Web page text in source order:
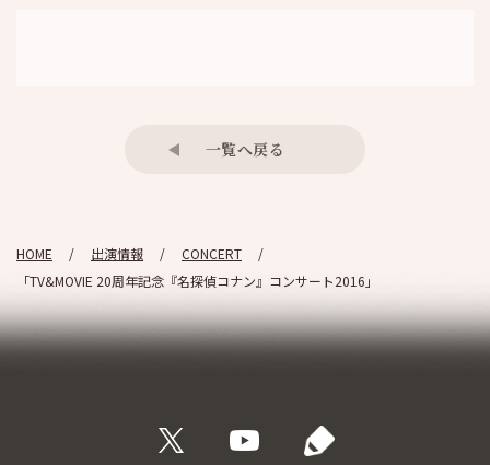
一覧へ戻る
HOME 出演情報
CONCERT
「TV&MOVIE 20周年記念『名探偵コナン』コンサート2016」